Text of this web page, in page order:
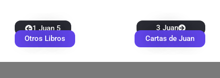
1 Juan 5
3 Juan
Otros Libros
Cartas de Juan